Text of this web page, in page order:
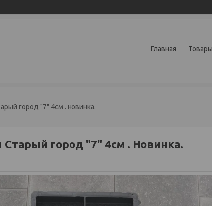
Главная
город "7" 4см . новинка.
город "7" 4см . Новинка.